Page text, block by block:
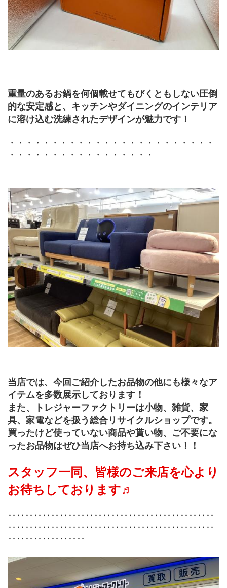
重量のあるお鍋を何個載せてもびくともしない圧倒
的な安定感と、キッチンやダイニングのインテリア
に溶け込む洗練されたデザインが魅力です！
・・・・・・・・・・・・・・・・・・・・・・・・
・・・・・・・・・・・・・・・・・
当店では、今回ご紹介したお品物の他にも様々なア
イテムを多数展示しております！
また、トレジャーファクトリーは小物、雑貨、家
具、家電などを扱う総合リサイクルショップです。
買ったけど使っていない商品や貰い物、ご不要にな
ったお品物はぜひ当店へお持ち込み下さい！！
スタッフ一同、皆様のご来店を心より
お待ちしております♬
‥‥‥‥‥‥‥‥‥‥‥‥‥‥‥‥‥‥‥‥‥‥‥‥
‥‥‥‥‥‥‥‥‥‥‥‥‥‥‥‥‥‥‥‥‥‥‥‥
‥‥‥‥‥‥‥‥‥